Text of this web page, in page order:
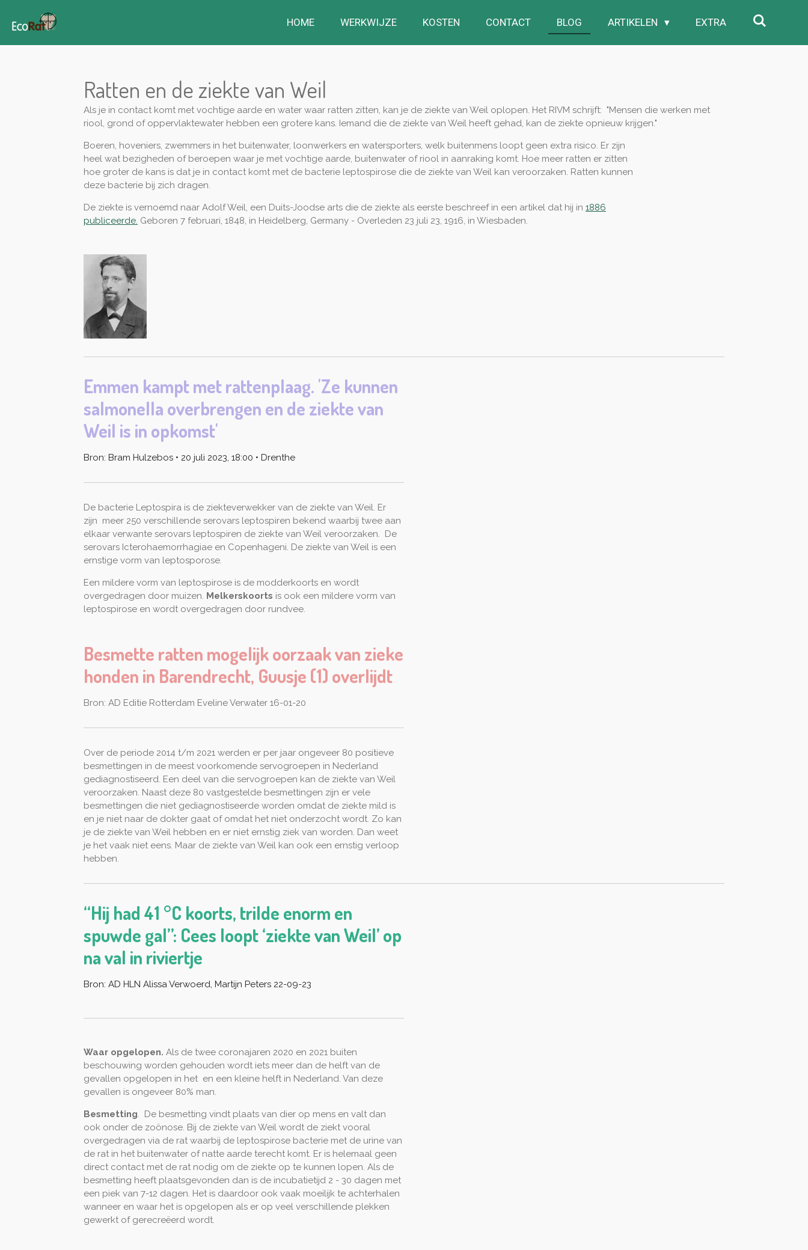
direct
HOME WERKWIJZE KOSTEN CONTACT BLOG ARTIKELEN EXTRA
Ratten en de ziekte van Weil
Als je in contact komt met vochtige aarde en water waar ratten zitten, kan je de ziekte van Weil oplopen. Het RIVM schrijft: "Mensen die werken met
riool, grond of oppervlaktewater hebben een grotere kans. Iemand die de ziekte van Weil heeft gehad, kan de ziekte opnieuw krijgen."
Boeren, hoveniers, zwemmers in het buitenwater, loonwerkers en watersporters, welk buitenmens loopt geen extra risico. Er zijn
heel wat bezigheden of beroepen waar je met vochtige aarde, buitenwater of riool in aanraking komt. Hoe meer ratten er zitten
hoe groter de kans is dat je in contact komt met de bacterie leptospirose die de ziekte van Weil kan veroorzaken. Ratten kunnen
deze bacterie bij zich dragen.
De ziekte is vernoemd naar Adolf Weil, een Duits-Joodse arts die de ziekte als eerste beschreef in een artikel dat hij in 1886
publiceerde. Geboren 7 februari, 1848, in Heidelberg, Germany - Overleden 23 juli 23, 1916, in Wiesbaden.
Emmen kampt met rattenplaag. 'Ze kunnen
salmonella overbrengen en de ziekte van
Weil is in opkomst'
Bron: Bram Hulzebos • 20 juli 2023, 18:00 • Drenthe
De bacterie Leptospira is de ziekteverwekker van de ziekte van Weil. Er
zijn meer 250 verschillende serovars leptospiren bekend waarbij twee aan
elkaar verwante serovars leptospiren de ziekte van Weil veroorzaken. De
serovars Icterohaemorrhagiae en Copenhageni. De ziekte van Weil is een
ernstige vorm van leptosporose.
Een mildere vorm van leptospirose is de modderkoorts en wordt
overgedragen door muizen. Melkerskoorts is ook een mildere vorm van
leptospirose en wordt overgedragen door rundvee.
Besmette ratten mogelijk oorzaak van zieke
honden in Barendrecht, Guusje (1) overlijdt
Bron: AD Editie Rotterdam Eveline Verwater 16-01-20
Over de periode 2014 t/m 2021 werden er per jaar ongeveer 80 positieve
besmettingen in de meest voorkomende servogroepen in Nederland
gediagnostiseerd. Een deel van die servogroepen kan de ziekte van Weil
veroorzaken. Naast deze 80 vastgestelde besmettingen zijn er vele
besmettingen die niet gediagnostiseerde worden omdat de ziekte mild is
en je niet naar de dokter gaat of omdat het niet onderzocht wordt. Zo kan
je de ziekte van Weil hebben en er niet ernstig ziek van worden. Dan weet
je het vaak niet eens. Maar de ziekte van Weil kan ook een ernstig verloop
hebben.
“Hij had 41 °C koorts, trilde enorm en
spuwde gal”: Cees loopt ‘ziekte van Weil’ op
na val in riviertje
Bron: AD HLN Alissa Verwoerd, Martijn Peters 22-09-23
Waar opgelopen. Als de twee coronajaren 2020 en 2021 buiten
beschouwing worden gehouden wordt iets meer dan de helft van de
gevallen opgelopen in het en een kleine helft in Nederland. Van deze
gevallen is ongeveer 80% man.
Besmetting. De besmetting vindt plaats van dier op mens en valt dan
ook onder de zoönose. Bij de ziekte van Weil wordt de ziekt vooral
overgedragen via de rat waarbij de leptospirose bacterie met de urine van
de rat in het buitenwater of natte aarde terecht komt. Er is helemaal geen
direct contact met de rat nodig om de ziekte op te kunnen lopen. Als de
besmetting heeft plaatsgevonden dan is de incubatietijd 2 - 30 dagen met
een piek van 7-12 dagen. Het is daardoor ook vaak moeilijk te achterhalen
wanneer en waar het is opgelopen als er op veel verschillende plekken
gewerkt of gerecreëerd wordt.